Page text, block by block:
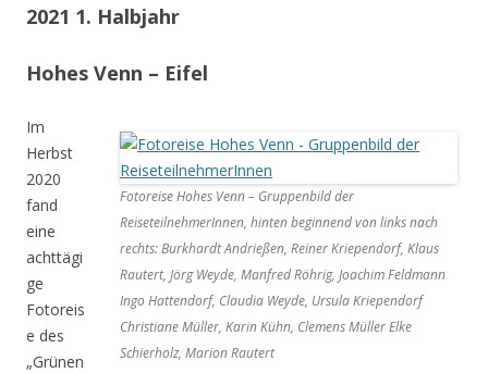
2021 1. Halbjahr
Hohes Venn – Eifel
Fotoreise Hohes Venn – Gruppenbild der
ReiseteilnehmerInnen, hinten beginnend von links nach
rechts: Burkhardt Andrießen, Reiner Kriependorf, Klaus
Rautert, Jörg Weyde, Manfred Röhrig, Joachim Feldmann
Ingo Hattendorf, Claudia Weyde, Ursula Kriependorf
Christiane Müller, Karin Kühn, Clemens Müller Elke
Schierholz, Marion Rautert
Im
Herbst
2020
fand
eine
achttägi
ge
Fotoreis
e des
„Grünen